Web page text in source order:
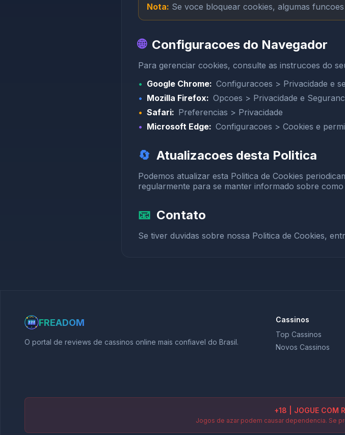
Nota: Se voce bloquear cookies, algumas
🌐 Configuracoes do Navegador
Para gerenciar cookies, consulte as instrucoes do
• Google Chrome: Configuracoes > Privacidade e
• Mozilla Firefox: Opcoes > Privacidade e
• Safari: Preferencias > Privacidade
• Microsoft Edge: Configuracoes > Cookies e
🔄 Atualizacoes desta Politica
Podemos atualizar esta Politica de Cookies
regularmente para se manter informado sobre
📧 Contato
Se tiver duvidas sobre nossa Politica de Cookies,
FREADOM
O portal de reviews de cassinos online mais confiavel do Brasil.
Cassinos
Top Cassinos
Novos Cassinos
+18 | JOGUE COM
Jogos de azar podem causar dependencia. Se